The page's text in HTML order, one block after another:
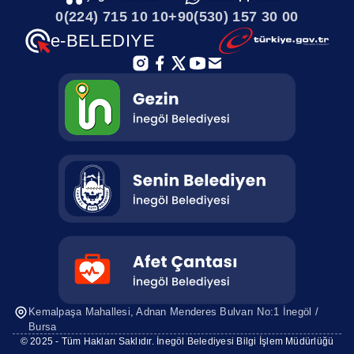
Tretuvar Talebi
Tretuvar veya parke taşı kaplı yol tamiri
Ulaşım Yollarına kar küreme ve temizleme
çalışması
Üst Yapı Çalışmaları
Yaya ve okul etrafında öğrencileri koruyucu korkuluk
- panel yapım ve bakım işleri
Yeni yol açılması
Yıkım (kaçak yapı, mal-i inhidam) Talepleri
0(224) 715 10 10+90(530) 157 30 00
e-BELEDIYE
Kemalpaşa Mahallesi, Adnan Menderes Bulvarı No:1 İnegöl /
Bursa
© 2025 - Tüm Hakları Saklıdır. İnegöl Belediyesi Bilgi İşlem Müdürlüğü